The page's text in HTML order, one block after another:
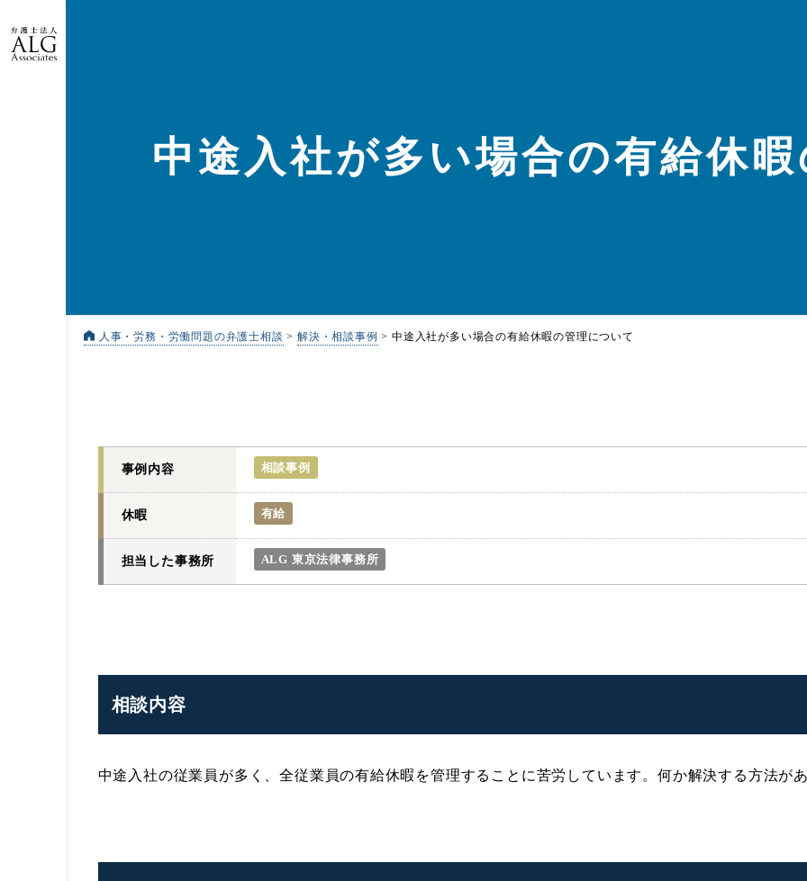
中途入社が多い場合の有給休
人事・労務・労働問題の弁護士相談 >解決・相談事例 >中途入社が多い場合の有給休暇の管理について
事例内容 相談事例
休暇 有給
担当した事務所 ALG 東京法律事務所
相談内容
中途入社の従業員が多く、全従業員の有給休暇を管理することに苦労しています。何か解決する方法が